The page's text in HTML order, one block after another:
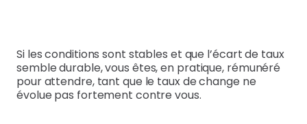
Si les conditions sont stables et que l’écart de taux
semble durable, vous êtes, en pratique, rémunéré
pour attendre, tant que le taux de change ne
évolue pas fortement contre vous.